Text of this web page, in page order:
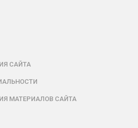
САЙТА
МАТЕРИАЛОВ САЙТА